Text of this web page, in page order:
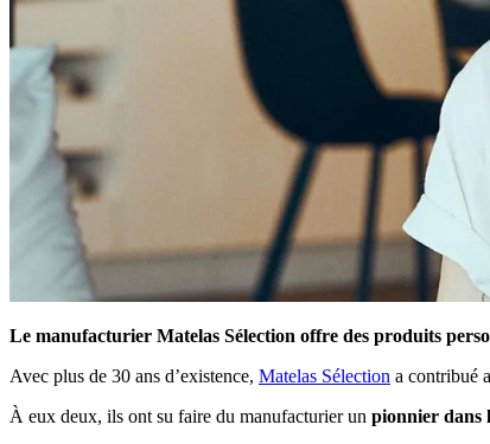
Le manufacturier Matelas Sélection offre des produits
Avec plus de 30 ans d’existence, Matelas Sélection a contribué
À eux deux, ils ont su faire du manufacturier un pionnier dans